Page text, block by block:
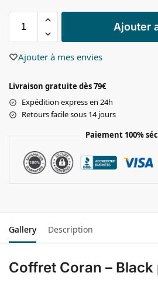
Ajouter
Ajouter à mes envies
Livraison gratuite dès 79€
Expédition express en 24h
Retours facile sous 14 jours
Paiement 100%
Gallery Description
Coffret Coran – Black